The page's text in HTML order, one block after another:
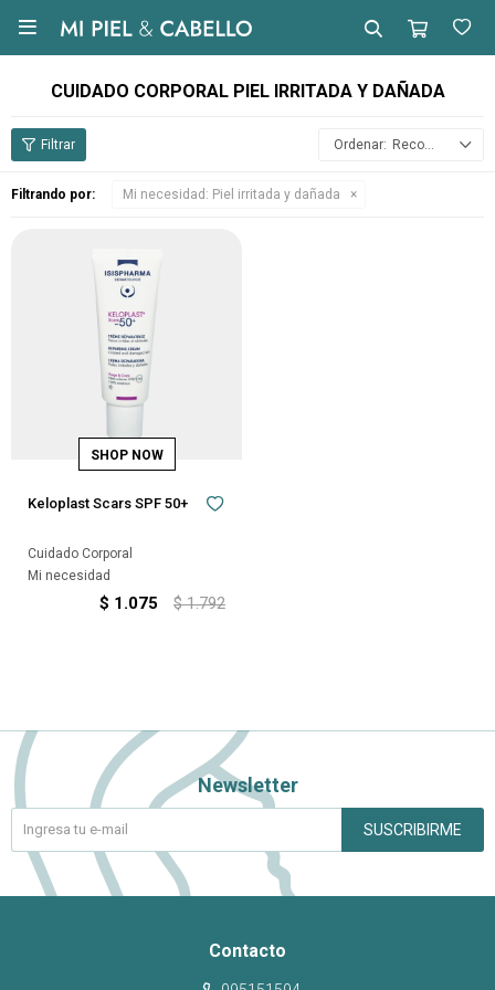

CUIDADO CORPORAL PIEL IRRITADA Y DAÑADA
Recomendados
Filtrando por: Mi necesidad: Piel irritada y dañada
Keloplast Scars SPF 50+
Cuidado Corporal
Mi necesidad
$ 1.075 $ 1.792
Contacto
Newsletter
SUSCRIBIRME